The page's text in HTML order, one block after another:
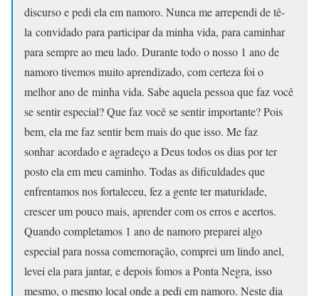
discurso e pedi ela em namoro. Nunca me arrependi de tê-
la convidado para participar da minha vida, para caminhar
para sempre ao meu lado. Durante todo o nosso 1 ano de
namoro tivemos muito aprendizado, com certeza foi o
melhor ano de minha vida. Sabe aquela pessoa que faz você
se sentir especial? Que faz você se sentir importante? Pois
bem, ela me faz sentir bem mais do que isso. Me faz
sonhar acordado e agradeço a Deus todos os dias por ter
posto ela em meu caminho. Todas as dificuldades que
enfrentamos nos fortaleceu, fez a gente ter maturidade,
crescer um pouco mais, aprender com os erros e acertos.
Quando completamos 1 ano de namoro preparei algo
especial para nossa comemoração, comprei um lindo anel,
levei ela para jantar, e depois fomos a Ponta Negra, isso
mesmo, o mesmo local onde a pedi em namoro. Neste dia